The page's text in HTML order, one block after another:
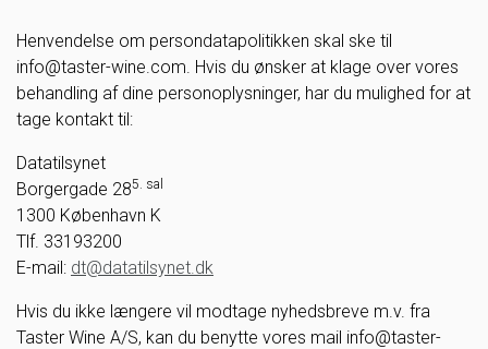
Henvendelse om persondatapolitikken skal ske til
info@taster-wine.com. Hvis du ønsker at klage over vores
behandling af dine personoplysninger, har du mulighed for at
tage kontakt til:
Datatilsynet
Borgergade 285. sal
1300 København K
Tlf. 33193200
E-mail: dt@datatilsynet.dk
Hvis du ikke længere vil modtage nyhedsbreve m.v. fra
Taster Wine A/S, kan du benytte vores mail info@taster-